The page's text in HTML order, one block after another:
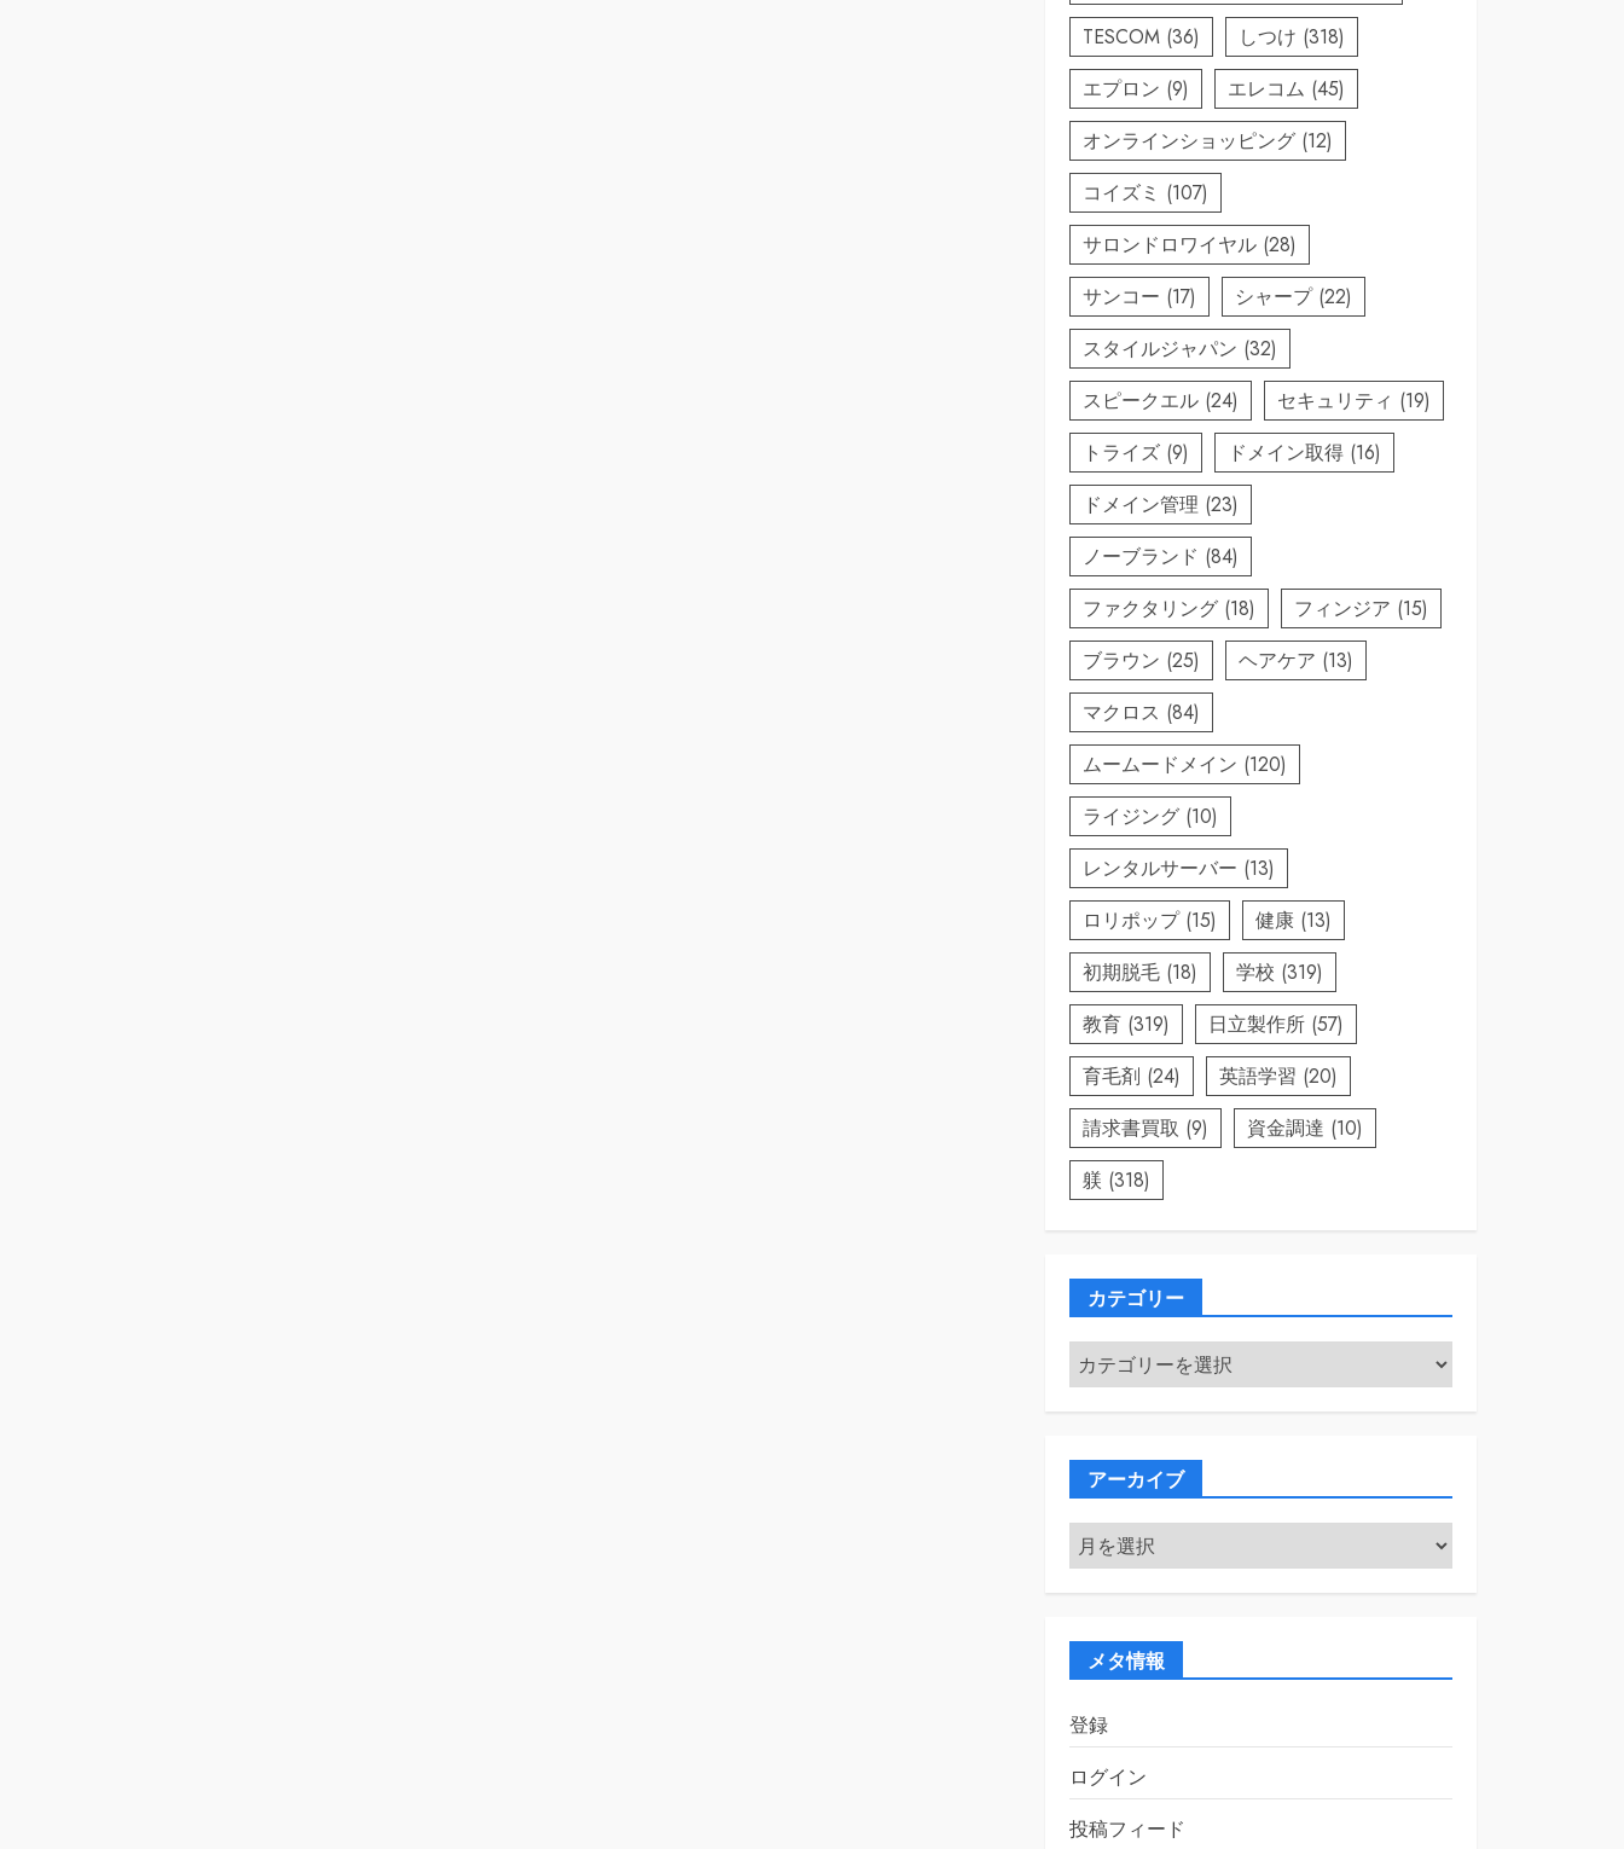
TESCOM (36) しつけ (318)
エプロン (9) エレコム (45)
オンラインショッピング (12)
コイズミ (107)
サロンドロワイヤル (28)
サンコー (17) シャープ(22)
スタイルジャパン (32)
スピークエル (24) セキュリティ (19)
トライズ (9) ドメイン取得 (16)
ドメイン管理 (23)
ノーブランド (84)
ファクタリング (18) フィンジア (15)
ブラウン (25) ヘアケア (13)
マクロス (84)
ムームードメイン (120)
ライジング (10)
レンタルサーバー (13)
ロリポップ(15) 健康 (13)
初期脱毛 (18) 学校 (319)
教育 (319) 日立製作所 (57)
育毛剤 (24) 英語学習 (20)
請求書買取 (9) 資金調達 (10)
躾 (318)
カテゴリー
カ
テ
ゴ
アーカイブ
ア
ー
カ
メタ情報
登録
ログイン
投稿フィード